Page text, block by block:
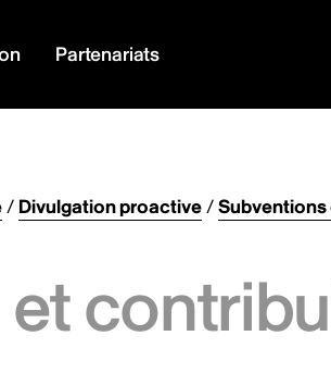
Partenariats
/ Divulgation proactive/